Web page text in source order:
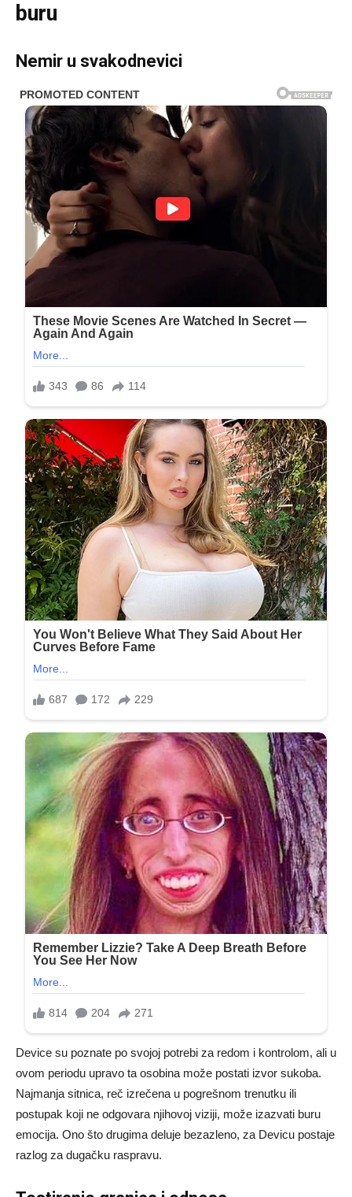
buru
Nemir u svakodnevici
Device su poznate po svojoj potrebi za redom i kontrolom, ali u
ovom periodu upravo ta osobina može postati izvor sukoba.
Najmanja sitnica, reč izrečena u pogrešnom trenutku ili
postupak koji ne odgovara njihovoj viziji, može izazvati buru
emocija. Ono što drugima deluje bezazleno, za Devicu postaje
razlog za dugačku raspravu.